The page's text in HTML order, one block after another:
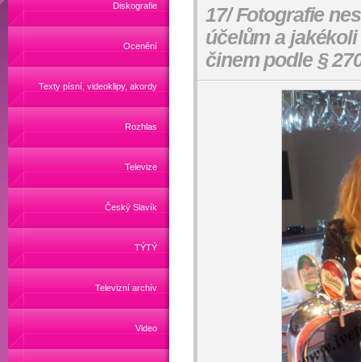
Diskografie
Ocenění
Texty písní, videoklipy, akordy
Rozhlas
Televize
Český Slavík
TÝTÝ
Televizní archív
Video
17/ Fotografie
účelům a
činem podle §